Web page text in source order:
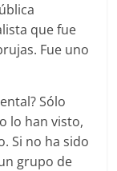
que fue
Fue uno
Sólo
lo han visto,
Si no ha sido
grupo de